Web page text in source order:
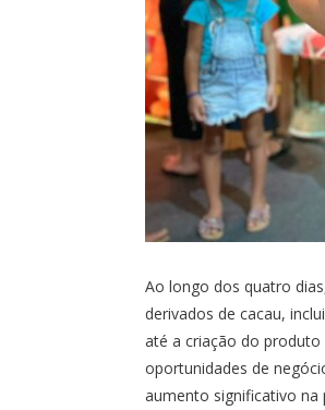
Ao longo dos quatro
derivados de cacau,
até a criação do produto
oportunidades de
aumento significativo na